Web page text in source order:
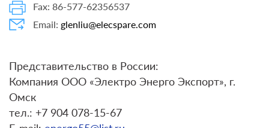
Fax: 86-577-62356537
Email: glenliu@elecspare.com
Представительство в России:
Компания ООО «Электро Энерго Экспорт», г.
Омск
тел.: +7 904 078-15-67